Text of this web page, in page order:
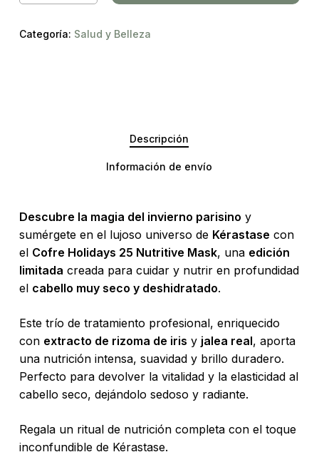
Categoría: Salud y Belleza
Descripción
Información de envío
Descubre la magia del invierno parisino y
sumérgete en el lujoso universo de Kérastase con
el Cofre Holidays 25 Nutritive Mask, una edición
limitada creada para cuidar y nutrir en profundidad
el cabello muy seco y deshidratado.
Este trío de tratamiento profesional, enriquecido
con extracto de rizoma de iris y jalea real, aporta
una nutrición intensa, suavidad y brillo duradero.
Perfecto para devolver la vitalidad y la elasticidad al
cabello seco, dejándolo sedoso y radiante.
Regala un ritual de nutrición completa con el toque
inconfundible de Kérastase.